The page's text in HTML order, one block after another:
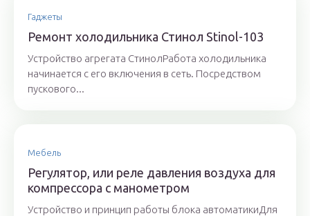
Гаджеты
Ремонт холодильника Стинол Stinol-103
Устройство агрегата СтинолРабота холодильника
начинается с его включения в сеть. Посредством
пускового...
Мебель
Регулятор, или реле давления воздуха для
компрессора с манометром
Устройство и принцип работы блока автоматикиДля